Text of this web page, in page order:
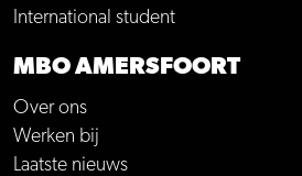
International student
MBO AMERSFOORT
Over ons
Werken bij
Laatste nieuws